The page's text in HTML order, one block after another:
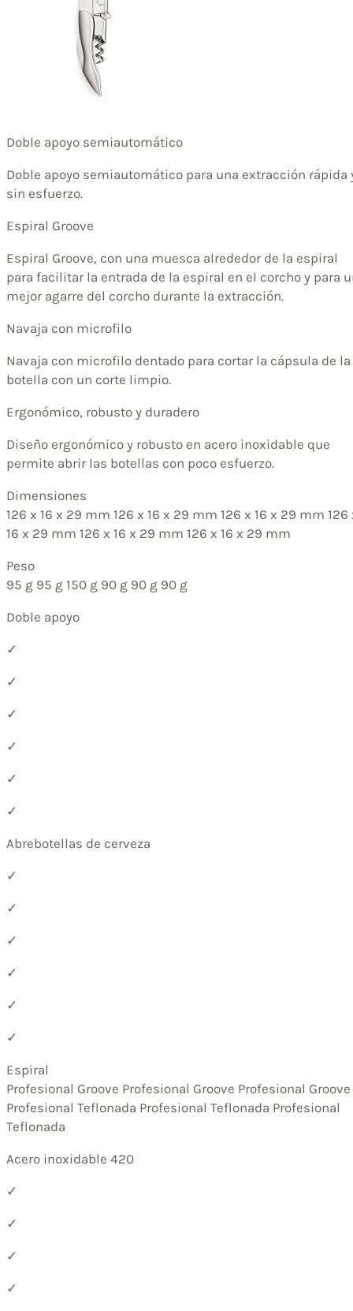
Doble apoyo semiautomático
Doble apoyo semiautomático para una extracción rápida
sin esfuerzo.
Espiral Groove
Espiral Groove, con una muesca alrededor de la espiral
para facilitar la entrada de la espiral en el corcho y para
mejor agarre del corcho durante la extracción.
Navaja con microfilo
Navaja con microfilo dentado para cortar la cápsula de la
botella con un corte limpio.
Ergonómico, robusto y duradero
Diseño ergonómico y robusto en acero inoxidable que
permite abrir las botellas con poco esfuerzo.
Dimensiones
126 x 16 x 29 mm 126 x 16 x 29 mm 126 x 16 x 29 mm 126
16 x 29 mm 126 x 16 x 29 mm 126 x 16 x 29 mm
Peso
95 g 95 g 150 g 90 g 90 g 90 g
Doble apoyo
✓
✓
✓
✓
✓
✓
Abrebotellas de cerveza
✓
✓
✓
✓
✓
✓
Espiral
Profesional Groove Profesional Groove Profesional Groove
Profesional Teflonada Profesional Teflonada Profesional
Teflonada
Acero inoxidable 420
✓
✓
✓
✓